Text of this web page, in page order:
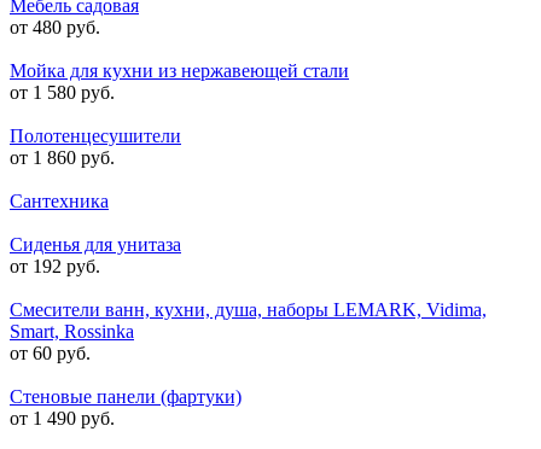
Мебель садовая
от 480 руб.
Мойка для кухни из нержавеющей стали
от 1 580 руб.
Полотенцесушители
от 1 860 руб.
Сантехника
Сиденья для унитаза
от 192 руб.
Смесители ванн, кухни, душа, наборы LEMARK, Vidima,
Smart, Rossinka
от 60 руб.
Стеновые панели (фартуки)
от 1 490 руб.